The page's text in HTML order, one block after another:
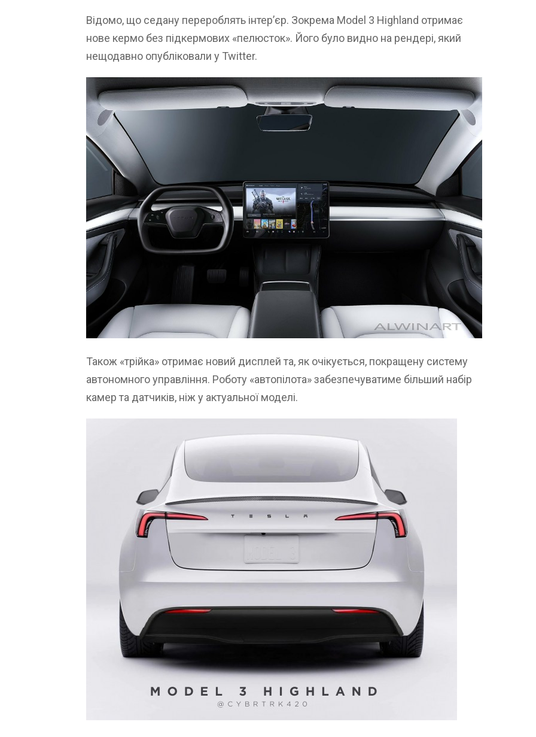
Відомо, що седану перероблять інтер’єр. Зокрема Model 3 Highland отримає
нове кермо без підкермових «пелюсток». Його було видно на рендері, який
нещодавно опубліковали у Twitter.
Також «трійка» отримає новий дисплей та, як очікується, покращену систему
автономного управління. Роботу «автопілота» забезпечуватиме більший набір
камер та датчиків, ніж у актуальної моделі.